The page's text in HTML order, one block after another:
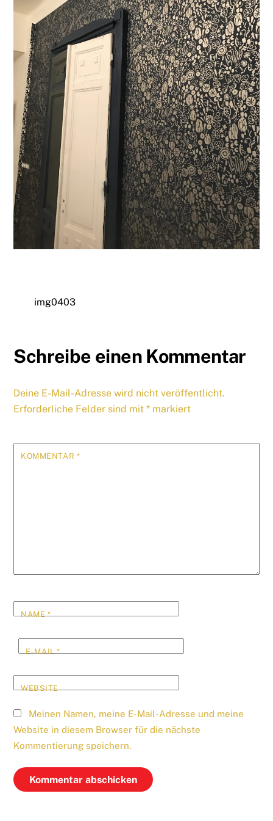
img0403
Schreibe einen Kommentar
Deine E-Mail-Adresse wird nicht veröffentlicht.
Erforderliche Felder sind mit* markiert
KOMMENTAR *
NAME*
E-MAIL*
WEBSITE
Meinen Namen, meine E-Mail-Adresse und meine
Website in diesem Browser für die nächste
Kommentierung speichern.